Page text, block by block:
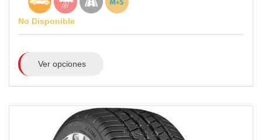
No Disponible
Ver opciones